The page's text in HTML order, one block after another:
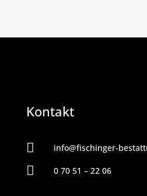
Kontakt
 info@fischinger-
 0 70 51 – 22 06